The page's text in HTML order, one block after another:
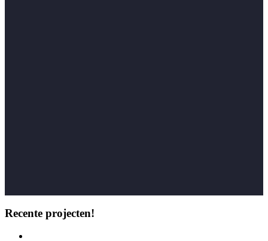
Recente projecten!